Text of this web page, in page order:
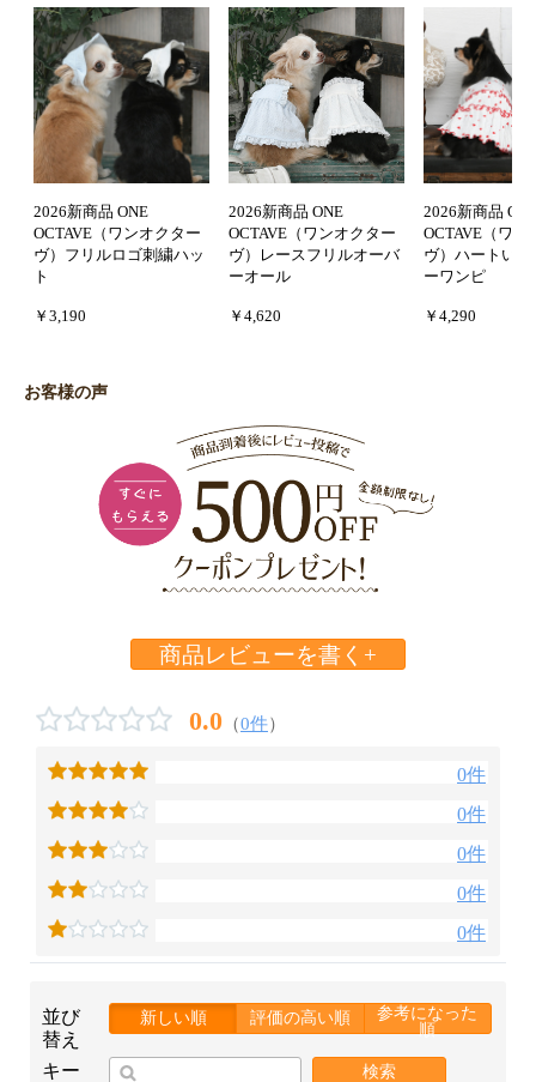
2026新商品 ONE
OCTAVE（ワンオクター
ヴ）フリルロゴ刺繍ハッ
ト
￥3,190
2026新商品 ONE
OCTAVE（ワンオクター
ヴ）レースフリルオーバ
ーオール
￥4,620
2026新商品
OCTAVE（ワン
ヴ）ハートい
ーワンピ
￥4,290
お客様の声
商品レビューを書く+
0.0 （0件）
0件
0件
0件
0件
0件
並び
替え
新しい順 評価の高い順
参考になった
順
キー
検索